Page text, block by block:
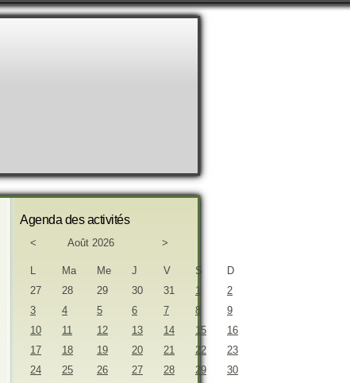
Agenda des activités
< Août 2026 >
L Ma Me J V S
D
27
28 29 30 31 1
2
3
4 5 6 7 8
9
10
11 12 13 14 15
16
17
18 19 20 21 22
23
24
25 26 27 28 29
30